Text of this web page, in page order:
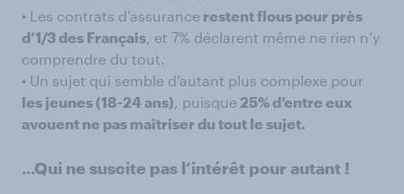
• Les contrats d’assurance restent flous pour près
d’1/3 des Français, et 7% déclarent même ne rien n’y
comprendre du tout.
• Un sujet qui semble d’autant plus complexe pour
les jeunes (18-24 ans), puisque 25% d’entre eux
avouent ne pas maîtriser du tout le sujet.
...Qui ne suscite pas l’intérêt pour autant !